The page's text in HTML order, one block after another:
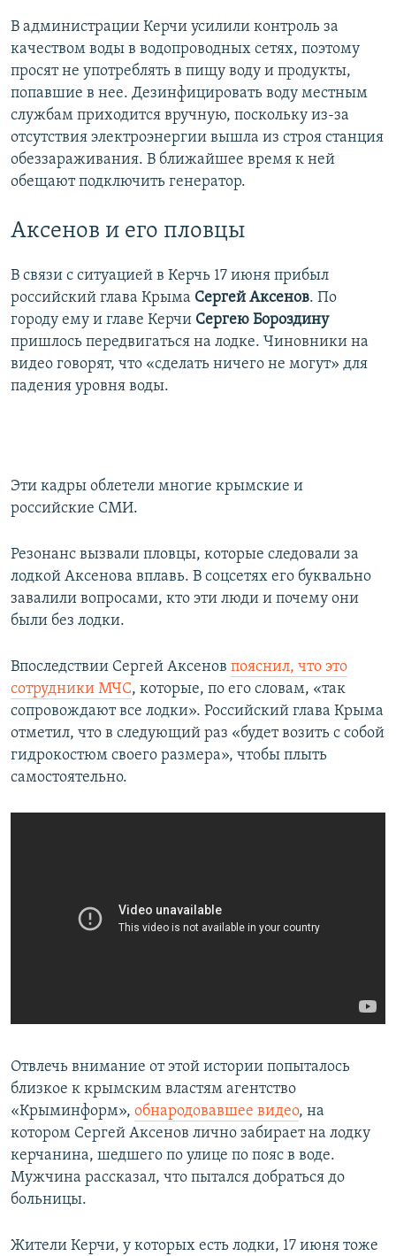
В администрации Керчи усилили контроль за
качеством воды в водопроводных сетях, поэтому
просят не употреблять в пищу воду и продукты,
попавшие в нее. Дезинфицировать воду местным
службам приходится вручную, поскольку из-за
отсутствия электроэнергии вышла из строя станция
обеззараживания. В ближайшее время к ней
обещают подключить генератор.
Аксенов и его пловцы
В связи с ситуацией в Керчь 17 июня прибыл
российский глава Крыма Сергей Аксенов. По
городу ему и главе Керчи Сергею Бороздину
пришлось передвигаться на лодке. Чиновники на
видео говорят, что «сделать ничего не могут» для
падения уровня воды.
Эти кадры облетели многие крымские и
российские СМИ.
Резонанс вызвали пловцы, которые следовали за
лодкой Аксенова вплавь. В соцсетях его буквально
завалили вопросами, кто эти люди и почему они
были без лодки.
Впоследствии Сергей Аксенов пояснил, что это
сотрудники МЧС, которые, по его словам, «так
сопровождают все лодки». Российский глава Крыма
отметил, что в следующий раз «будет возить с собой
гидрокостюм своего размера», чтобы плыть
самостоятельно.
Отвлечь внимание от этой истории попыталось
близкое к крымским властям агентство
«Крыминформ», обнародовавшее видео, на
котором Сергей Аксенов лично забирает на лодку
керчанина, шедшего по улице по пояс в воде.
Мужчина рассказал, что пытался добраться до
больницы.
Жители Керчи, у которых есть лодки, 17 июня тоже